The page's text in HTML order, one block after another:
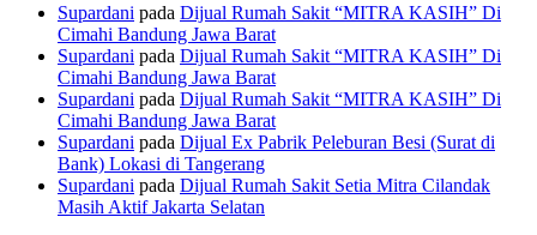
Supardani pada Dijual Rumah Sakit “MITRA KASIH” Di
Cimahi Bandung Jawa Barat
Supardani pada Dijual Rumah Sakit “MITRA KASIH” Di
Cimahi Bandung Jawa Barat
Supardani pada Dijual Rumah Sakit “MITRA KASIH” Di
Cimahi Bandung Jawa Barat
Supardani pada Dijual Ex Pabrik Peleburan Besi (Surat di
Bank) Lokasi di Tangerang
Supardani pada Dijual Rumah Sakit Setia Mitra Cilandak
Masih Aktif Jakarta Selatan